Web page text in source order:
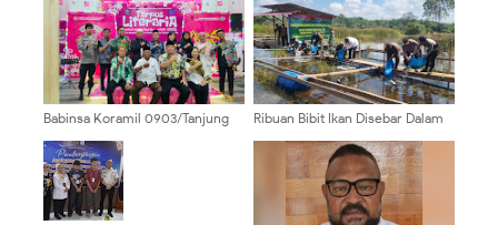
‎Babinsa Koramil 0903/Tanjung
Perpus Tarpus Literaria di Desa
Gunung Putih ‎
Ribuan Bibit Ikan Disebar Dalam
0904/Paser